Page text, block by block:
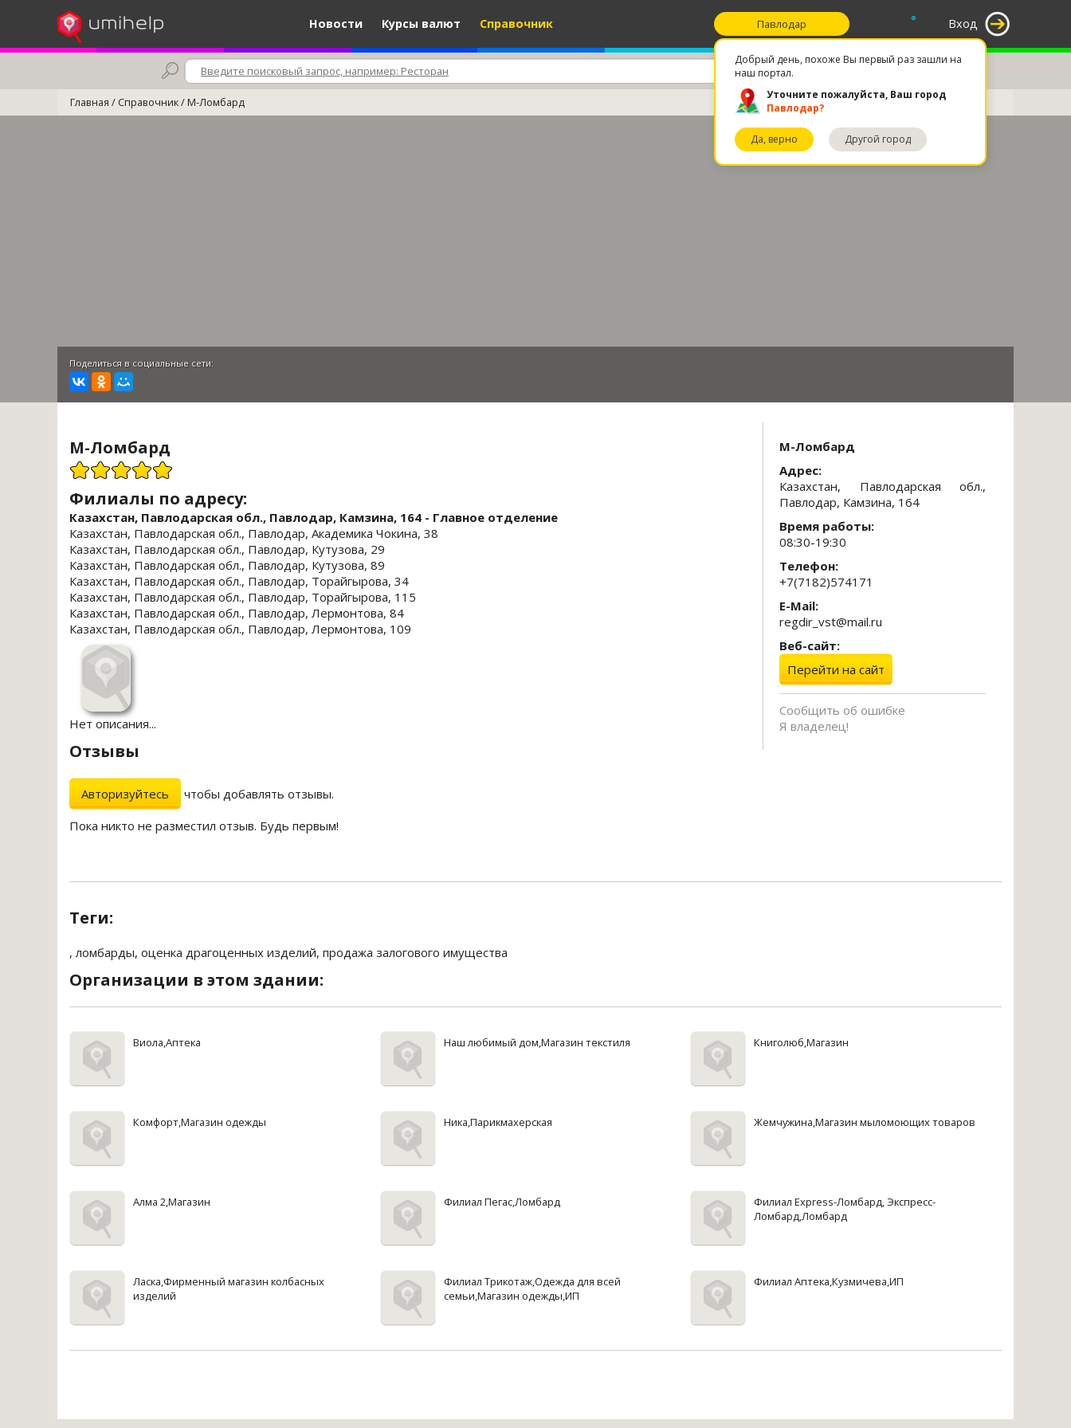
Новости Курсы валют Справочник Вход
°
Павлодар
Добрый день, похоже Вы первый раз зашли на
наш портал.
Уточните пожалуйста, Ваш город
Павлодар?
Да, верно Другой город
Главная / Справочник/М-Ломбард
Поделиться в социальные сети:
М-Ломбард
Адрес:
Казахстан, Павлодарская обл.,
Павлодар, Камзина, 164
Время работы:
08:30-19:30
Телефон:
+7(7182)574171
E-Mail:
regdir_vst@mail.ru
Веб-сайт:
Перейти на сайт
Сообщить об ошибке
Я владелец!
М-Ломбард
Филиалы по адресу:
Казахстан, Павлодарская обл., Павлодар, Камзина, 164 - Главное отделение
Казахстан, Павлодарская обл., Павлодар, Академика Чокина, 38
Казахстан, Павлодарская обл., Павлодар, Кутузова, 29
Казахстан, Павлодарская обл., Павлодар, Кутузова, 89
Казахстан, Павлодарская обл., Павлодар, Торайгырова, 34
Казахстан, Павлодарская обл., Павлодар, Торайгырова, 115
Казахстан, Павлодарская обл., Павлодар, Лермонтова, 84
Казахстан, Павлодарская обл., Павлодар, Лермонтова, 109
Нет описания...
Отзывы
Авторизуйтесь
чтобы добавлять отзывы.
Пока никто не разместил отзыв. Будь первым!
Теги:
,ломбарды, оценка драгоценных изделий, продажа залогового имущества
Организации в этом здании:
Виола,Аптека Наш любимый дом,Магазин текстиля Книголюб,Магазин
Комфорт,Магазин одежды Ника,Парикмахерская Жемчужина,Магазин мыломоющих товаров
Алма 2,Магазин Филиал Пегас,Ломбард
Филиал Express-Ломбард, Экспресс-
Ломбард,Ломбард
Ласка,Фирменный магазин колбасных
изделий
Филиал Трикотаж,Одежда для всей
семьи,Магазин одежды,ИП
Филиал Аптека,Кузмичева,ИП